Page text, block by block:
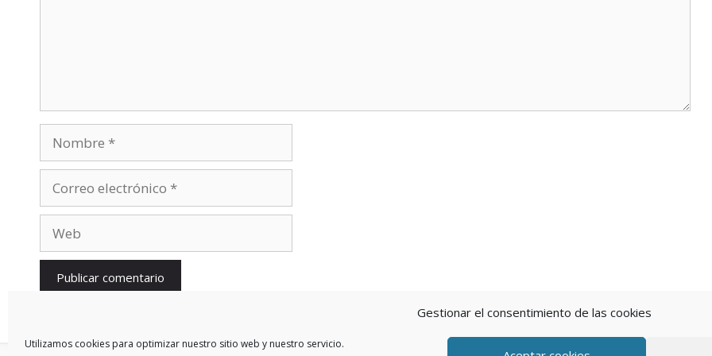
Gestionar el consentimiento de las cookies
Utilizamos cookies para optimizar nuestro sitio web y nuestro servicio.
electrónico